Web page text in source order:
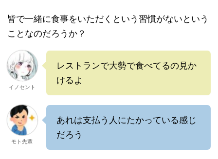
皆で一緒に食事をいただくという習慣がないという
ことなのだろうか？
イノセント
レストランで大勢で食べてるの見か
けるよ
モト先輩
あれは支払う人にたかっている感じ
だろう